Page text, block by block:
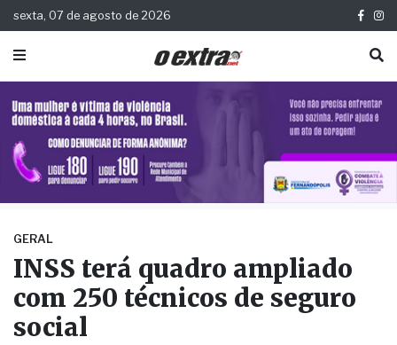
sexta, 07 de agosto de 2026
GERAL
INSS terá quadro ampliado
com 250 técnicos de seguro
social